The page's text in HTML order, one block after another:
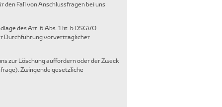
Fall von Anschlussfragen bei uns
des Art. 6 Abs. 1 lit. b DSGVO
Durchführung vorvertraglicher
zur Löschung auffordern oder der Zweck
Zwingende gesetzliche